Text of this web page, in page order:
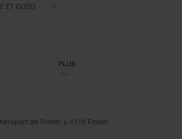
ET GOZO
PLUS
de Findel, L-1110 Findel.